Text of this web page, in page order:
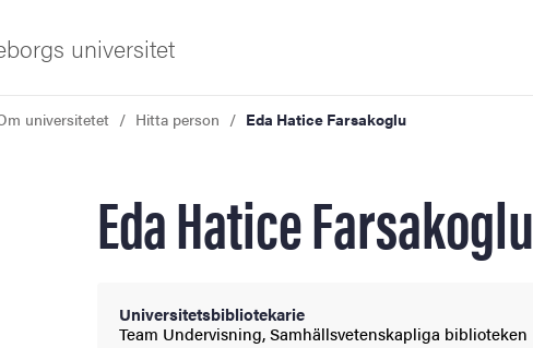
Studera
Forskning
Forskarutbildning
universitet
universitetet Hitta person Eda Hatice Farsakoglu
Eda Hatice Farsakoglu
Universitetsbibliotekarie
Team Undervisning, Samhällsvetenskapliga biblioteken